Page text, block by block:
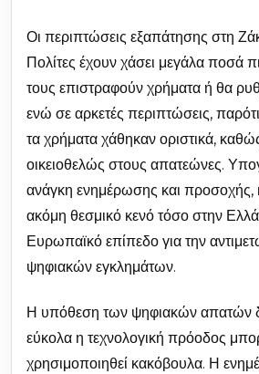
Οι περιπτώσεις εξαπάτησης στη
Πολίτες έχουν χάσει μεγάλα ποσά
τους επιστραφούν χρήματα ή θα
ενώ σε αρκετές περιπτώσεις,
τα χρήματα χάθηκαν οριστικά,
οικειοθελώς στους απατεώνες.
ανάγκη ενημέρωσης και προσοχής,
ακόμη θεσμικό κενό τόσο στην
Ευρωπαϊκό επίπεδο για την
ψηφιακών εγκλημάτων.
Η υπόθεση των ψηφιακών απατών
εύκολα η τεχνολογική πρόοδος
χρησιμοποιηθεί κακόβουλα. Η